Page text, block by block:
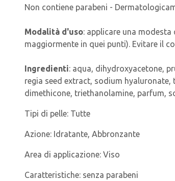
Non contiene parabeni -
Modalità d'uso: applicare una
maggiormente in quei punti). Evitare il
Ingredienti: aqua, dihydroxyacetone,
regia seed extract, sodium
dimethicone, triethanolamine, parfum,
Tipi di pelle: Tutte
Azione: Idratante, Abbronzante
Area di applicazione: Viso
Caratteristiche: senza parabeni